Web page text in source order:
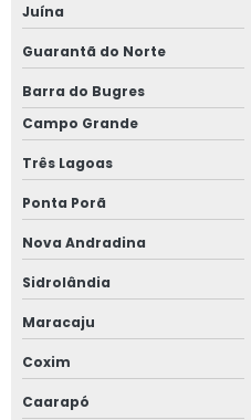
Juína
Guarantã do Norte
Barra do Bugres
Campo Grande
Três Lagoas
Ponta Porã
Nova Andradina
Sidrolândia
Maracaju
Coxim
Caarapó